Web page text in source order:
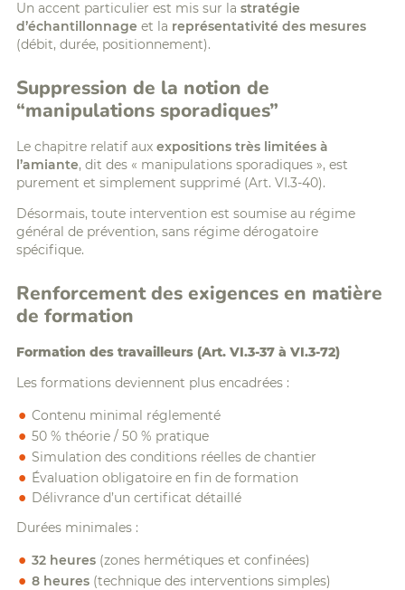
Un accent particulier est mis sur la stratégie
d’échantillonnage et la représentativité des mesures
(débit, durée, positionnement).
Suppression de la notion de
“manipulations sporadiques”
Le chapitre relatif aux expositions très limitées à
l’amiante, dit des « manipulations sporadiques », est
purement et simplement supprimé (Art. VI.3-40).
Désormais, toute intervention est soumise au régime
général de prévention, sans régime dérogatoire
spécifique.
Renforcement des exigences en matière
de formation
Formation des travailleurs (Art. VI.3-37 à VI.3-72)
Les formations deviennent plus encadrées :
Contenu minimal réglementé
50 % théorie / 50 % pratique
Simulation des conditions réelles de chantier
Évaluation obligatoire en fin de formation
Délivrance d’un certificat détaillé
Durées minimales :
32 heures (zones hermétiques et confinées)
8 heures (technique des interventions simples)